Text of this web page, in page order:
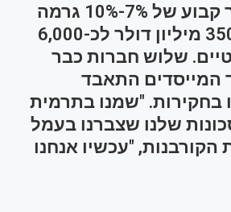
בתמורה להחזר קבוע של 7%-10% גרמה
להפסדים של 350 מיליון דולר לכ-6,000
שלוש חברות כבר
המייסדים התאבד
בחקירות. "שמנו בתרמית
שלנו שצברנו בעמל
"עכשיו אנחנו